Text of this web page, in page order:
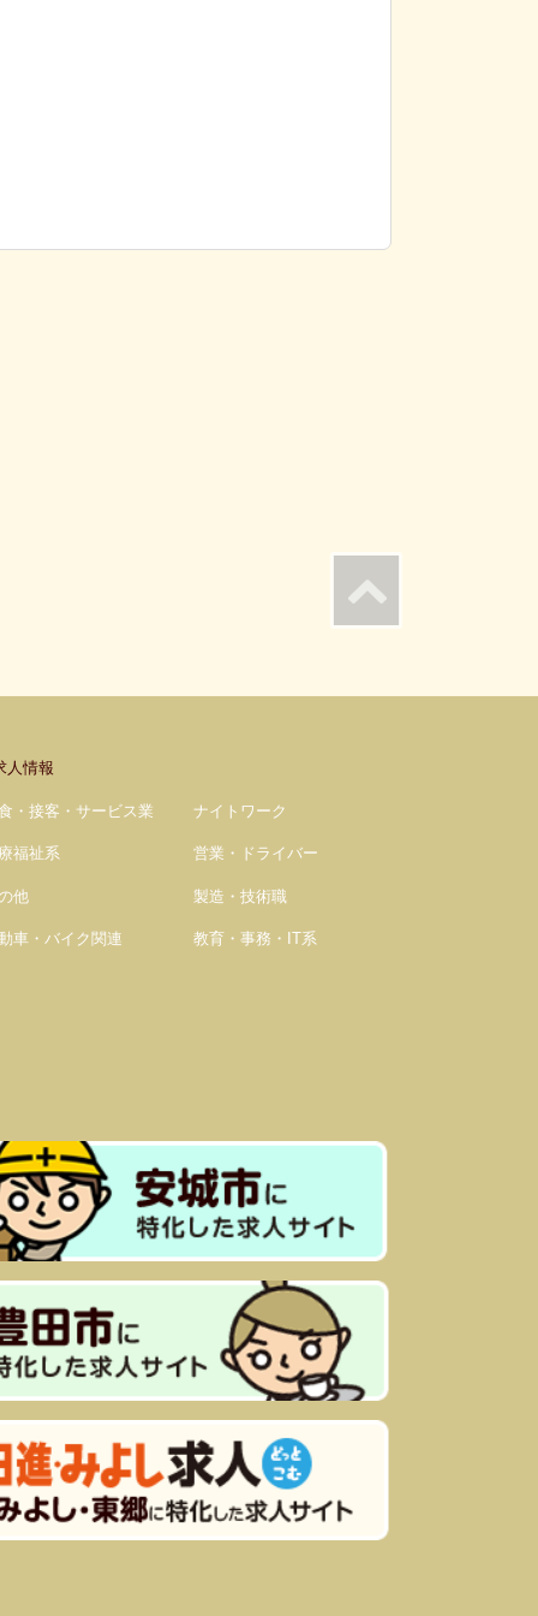
人情報
・接客・サービス業
福祉系
他
車・バイク関連
ナイトワーク
営業・ドライバー
製造・技術職
教育・事務・IT系